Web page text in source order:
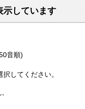
示しています
音順)
してください。